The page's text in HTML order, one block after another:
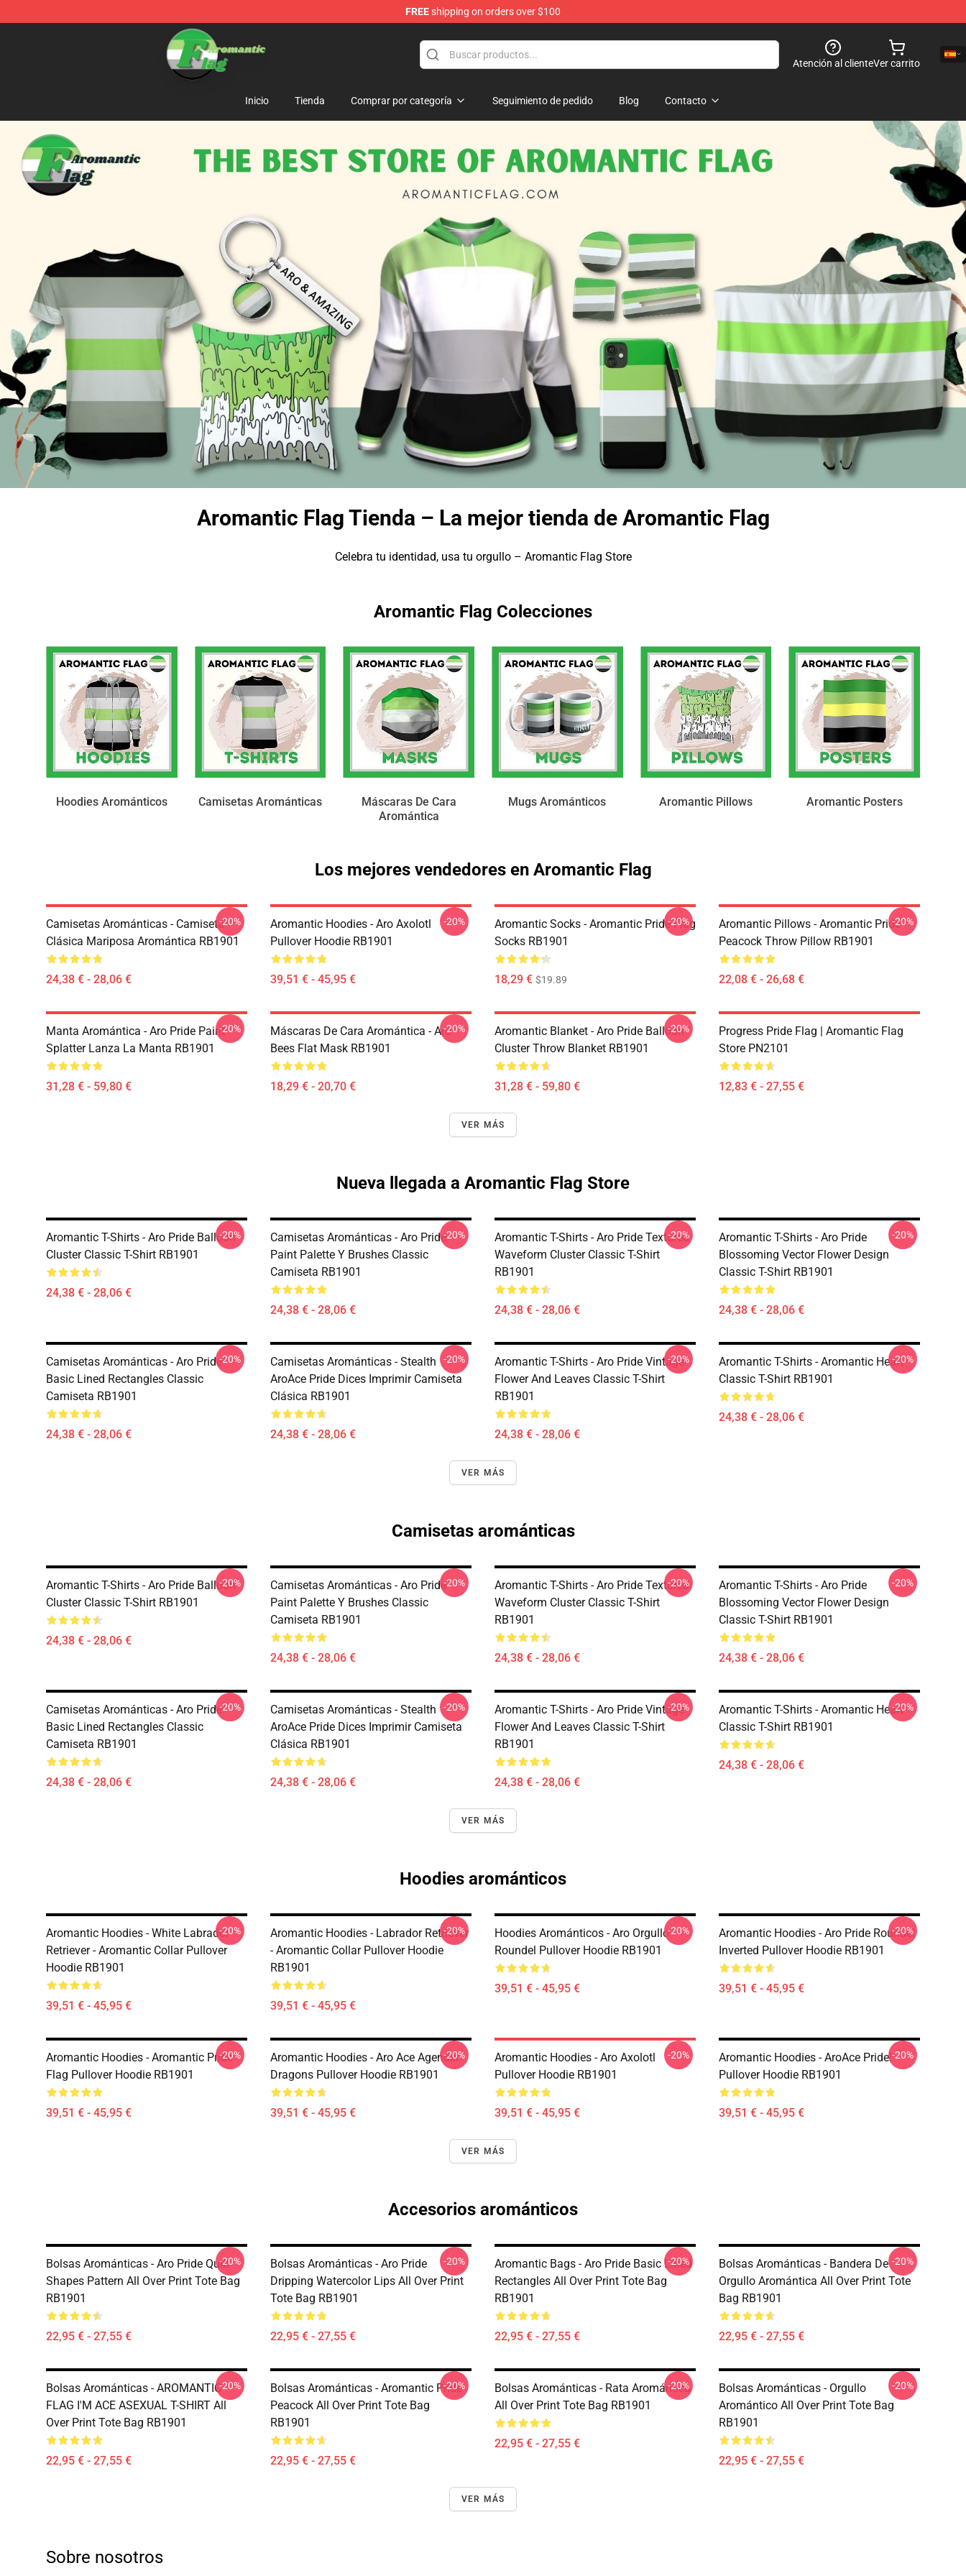
FREEshipping on orders over $100
Aromantic Flag Shop - The Best Store of Aromantic Flag
Atención al clienteVer carrito
Inicio Tienda Comprar por categoría Seguimiento de pedido Blog Contacto
Aromantic Flag Tienda – La mejor tienda de Aromantic Flag
Celebra tu identidad, usa tu orgullo – Aromantic Flag Store
Aromantic Flag Colecciones
Hoodies Arománticos Camisetas Arománticas
Máscaras De Cara
Aromántica
Mugs Arománticos Aromantic Pillows Aromantic Posters
Los mejores vendedores en Aromantic Flag
Camisetas Arománticas - Camiseta
Clásica Mariposa Aromántica RB1901
24,38 € - 28,06 €
-20%
Aromantic Hoodies - Aro Axolotl
Pullover Hoodie RB1901
39,51 € - 45,95 €
-20%
Aromantic Socks - Aromantic Pride Flag
Socks RB1901
18,29 € $19.89
-20%
Aromantic Pillows - Aromantic Pride
Peacock Throw Pillow RB1901
22,08 € - 26,68 €
-20%
Manta Aromántica - Aro Pride Paint
Splatter Lanza La Manta RB1901
31,28 € - 59,80 €
-20%
Máscaras De Cara Aromántica - Aro
Bees Flat Mask RB1901
18,29 € - 20,70 €
-20%
Aromantic Blanket - Aro Pride Balloon
Cluster Throw Blanket RB1901
31,28 € - 59,80 €
-20%
Progress Pride Flag | Aromantic Flag
Store PN2101
12,83 € - 27,55 €
VER MÁS
Nueva llegada a Aromantic Flag Store
Aromantic T-Shirts - Aro Pride Balloon
Cluster Classic T-Shirt RB1901
24,38 € - 28,06 €
-20%
Camisetas Arománticas - Aro Pride
Paint Palette Y Brushes Classic
Camiseta RB1901
24,38 € - 28,06 €
-20%
Aromantic T-Shirts - Aro Pride Textured
Waveform Cluster Classic T-Shirt
RB1901
24,38 € - 28,06 €
-20%
Aromantic T-Shirts - Aro Pride
Blossoming Vector Flower Design
Classic T-Shirt RB1901
24,38 € - 28,06 €
-20%
Camisetas Arománticas - Aro Pride
Basic Lined Rectangles Classic
Camiseta RB1901
24,38 € - 28,06 €
-20%
Camisetas Arománticas - Stealth
AroAce Pride Dices Imprimir Camiseta
Clásica RB1901
24,38 € - 28,06 €
-20%
Aromantic T-Shirts - Aro Pride Vintage
Flower And Leaves Classic T-Shirt
RB1901
24,38 € - 28,06 €
-20%
Aromantic T-Shirts - Aromantic Heart
Classic T-Shirt RB1901
24,38 € - 28,06 €
-20%
VER MÁS
Camisetas arománticas
Aromantic T-Shirts - Aro Pride Balloon
Cluster Classic T-Shirt RB1901
24,38 € - 28,06 €
-20%
Camisetas Arománticas - Aro Pride
Paint Palette Y Brushes Classic
Camiseta RB1901
24,38 € - 28,06 €
-20%
Aromantic T-Shirts - Aro Pride Textured
Waveform Cluster Classic T-Shirt
RB1901
24,38 € - 28,06 €
-20%
Aromantic T-Shirts - Aro Pride
Blossoming Vector Flower Design
Classic T-Shirt RB1901
24,38 € - 28,06 €
-20%
Camisetas Arománticas - Aro Pride
Basic Lined Rectangles Classic
Camiseta RB1901
24,38 € - 28,06 €
-20%
Camisetas Arománticas - Stealth
AroAce Pride Dices Imprimir Camiseta
Clásica RB1901
24,38 € - 28,06 €
-20%
Aromantic T-Shirts - Aro Pride Vintage
Flower And Leaves Classic T-Shirt
RB1901
24,38 € - 28,06 €
-20%
Aromantic T-Shirts - Aromantic Heart
Classic T-Shirt RB1901
24,38 € - 28,06 €
-20%
VER MÁS
Hoodies arománticos
Aromantic Hoodies - White Labrador
Retriever - Aromantic Collar Pullover
Hoodie RB1901
39,51 € - 45,95 €
-20%
Aromantic Hoodies - Labrador Retriever
- Aromantic Collar Pullover Hoodie
RB1901
39,51 € - 45,95 €
-20%
Hoodies Arománticos - Aro Orgullo
Roundel Pullover Hoodie RB1901
39,51 € - 45,95 €
-20%
Aromantic Hoodies - Aro Pride Roundel
Inverted Pullover Hoodie RB1901
39,51 € - 45,95 €
-20%
Aromantic Hoodies - Aromantic Pride
Flag Pullover Hoodie RB1901
39,51 € - 45,95 €
-20%
Aromantic Hoodies - Aro Ace Agender
Dragons Pullover Hoodie RB1901
39,51 € - 45,95 €
-20%
Aromantic Hoodies - Aro Axolotl
Pullover Hoodie RB1901
39,51 € - 45,95 €
-20%
Aromantic Hoodies - AroAce Pride!
Pullover Hoodie RB1901
39,51 € - 45,95 €
-20%
VER MÁS
Accesorios arománticos
Bolsas Arománticas - Aro Pride Quilt
Shapes Pattern All Over Print Tote Bag
RB1901
22,95 € - 27,55 €
-20%
Bolsas Arománticas - Aro Pride
Dripping Watercolor Lips All Over Print
Tote Bag RB1901
22,95 € - 27,55 €
-20%
Aromantic Bags - Aro Pride Basic Lined
Rectangles All Over Print Tote Bag
RB1901
22,95 € - 27,55 €
-20%
Bolsas Arománticas - Bandera De
Orgullo Aromántica All Over Print Tote
Bag RB1901
22,95 € - 27,55 €
-20%
Bolsas Arománticas - AROMANTIC
FLAG I'M ACE ASEXUAL T-SHIRT All
Over Print Tote Bag RB1901
22,95 € - 27,55 €
-20%
Bolsas Arománticas - Aromantic Pride
Peacock All Over Print Tote Bag
RB1901
22,95 € - 27,55 €
-20%
Bolsas Arománticas - Rata Aromántica
All Over Print Tote Bag RB1901
22,95 € - 27,55 €
-20%
Bolsas Arománticas - Orgullo
Aromántico All Over Print Tote Bag
RB1901
22,95 € - 27,55 €
-20%
VER MÁS
Sobre nosotros